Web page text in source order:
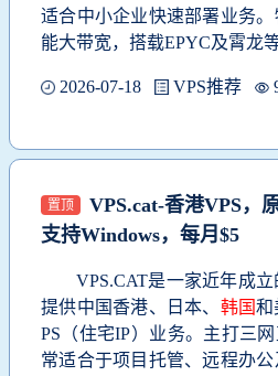
适合中小企业快速部署业务
能大带宽，搭载EPYC及霄龙
2026-07-18 VPS推荐
置顶
VPS.cat-香港VPS，
支持Windows，每月$5
VPS.CAT是一家近年成立
提供中国香港、日本、 韩国和
PS（住宅IP）业务。主打三
常适合于项目托管、远程办公